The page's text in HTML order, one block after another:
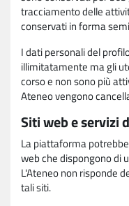
tracciamento delle
conservati in forma
I dati personali del
illimitatamente ma gli
corso e non sono più
Ateneo vengono
Siti web e servizi
La piattaforma
web che dispongono di
L'Ateneo non risponde
tali siti.